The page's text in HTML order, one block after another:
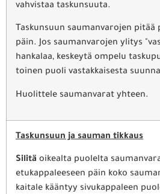
vahvistaa taskunsuuta.
Taskunsuun saumanvarojen pitää
päin. Jos saumanvarojen ylitys
hankalaa, keskeytä ompelu
toinen puoli vastakkaisesta
Huolittele saumanvarat yhteen.
Taskunsuun ja sauman tikkaus
Silitä oikealta puolelta
etukappaleeseen päin koko
kaitale kääntyy sivukappaleen